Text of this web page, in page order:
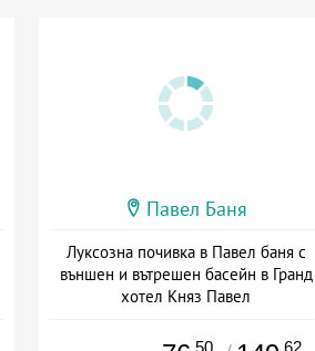
Павел Баня
Луксозна почивка в Павел баня с
външен и вътрешен басейн в Гранд
хотел Княз Павел
.50 .62